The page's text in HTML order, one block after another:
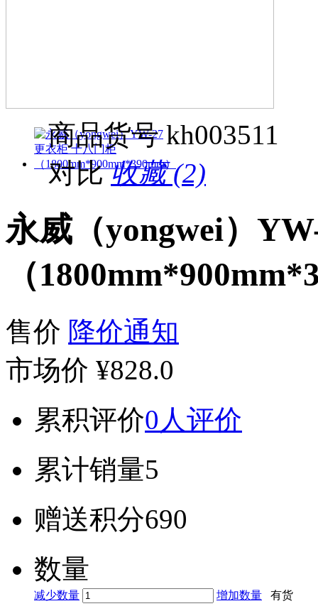
商品货号 kh003511
对比 收藏 (2)
永威（yongwei）
（
售价 降价通知
市场价 ¥828.0
累积评价0人评价
累计销量5
赠送积分690
数量
减少数量 增加数量 有货